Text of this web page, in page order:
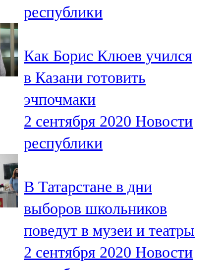
103,0 FM
91,0 FM
Шәмәрдән
102,3 FM
Яңа чишмә
107,0 FM
105,5 FM
республики
Как Борис Клюев учился
в Казани готовить
эчпочмаки
2 сентября 2020 Новости
республики
В Татарстане в дни
выборов школьников
поведут в музеи и театры
2 сентября 2020 Новости